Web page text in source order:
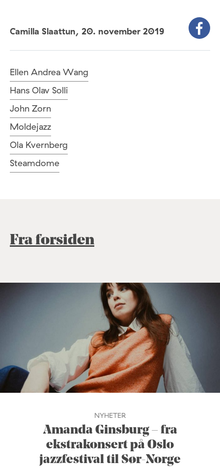
Camilla Slaattun, 20. november 2019
Ellen Andrea Wang
Hans Olav Solli
John Zorn
Moldejazz
Ola Kvernberg
Steamdome
Fra forsiden
NYHETER
Amanda Ginsburg – fra
ekstrakonsert på Oslo
jazzfestival til Sør-Norge